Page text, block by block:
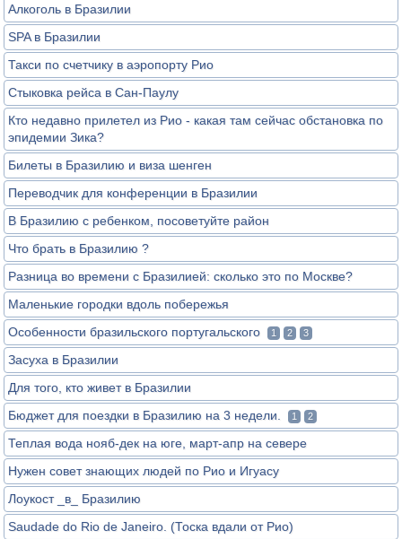
Алкоголь в Бразилии
SPA в Бразилии
Такси по счетчику в аэропорту Рио
Стыковка рейса в Сан-Паулу
Кто недавно прилетел из Рио - какая там сейчас обстановка по
эпидемии Зика?
Билеты в Бразилию и виза шенген
Переводчик для конференции в Бразилии
В Бразилию с ребенком, посоветуйте район
Что брать в Бразилию ?
Разница во времени с Бразилией: сколько это по Москве?
Маленькие городки вдоль побережья
Особенности бразильского португальского
1 2 3
Засуха в Бразилии
Для того, кто живет в Бразилии
Бюджет для поездки в Бразилию на 3 недели.
1 2
Теплая вода нояб-дек на юге, март-апр на севере
Нужен совет знающих людей по Рио и Игуаcу
Лоукост _в_ Бразилию
Saudade do Rio de Janeiro. (Тоска вдали от Рио)